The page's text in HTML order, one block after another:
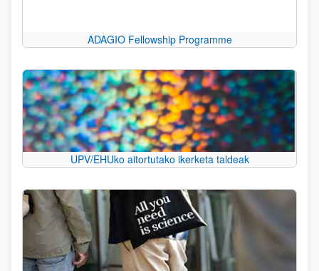
ADAGIO Fellowship Programme
UPV/EHUko aitortutako ikerketa taldeak